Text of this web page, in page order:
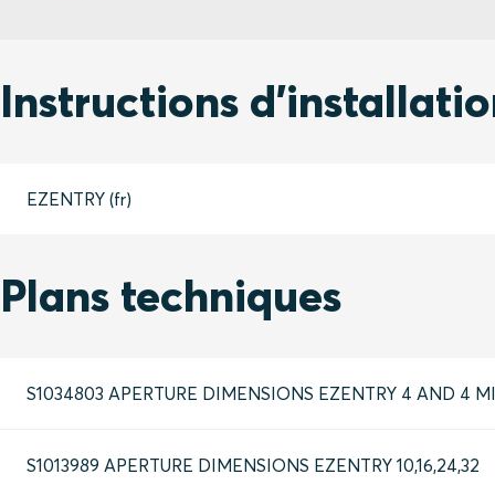
Instructions
EZENTRY (fr)
Plans techniques
S1034803 APERTURE DIMENSIONS EZENTRY 4 AND 4
S1013989 APERTURE DIMENSIONS EZENTRY 10,16,24,32